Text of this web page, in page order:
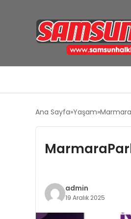
Ana Sayfa Yaşam
admin
19 Aralık 2025